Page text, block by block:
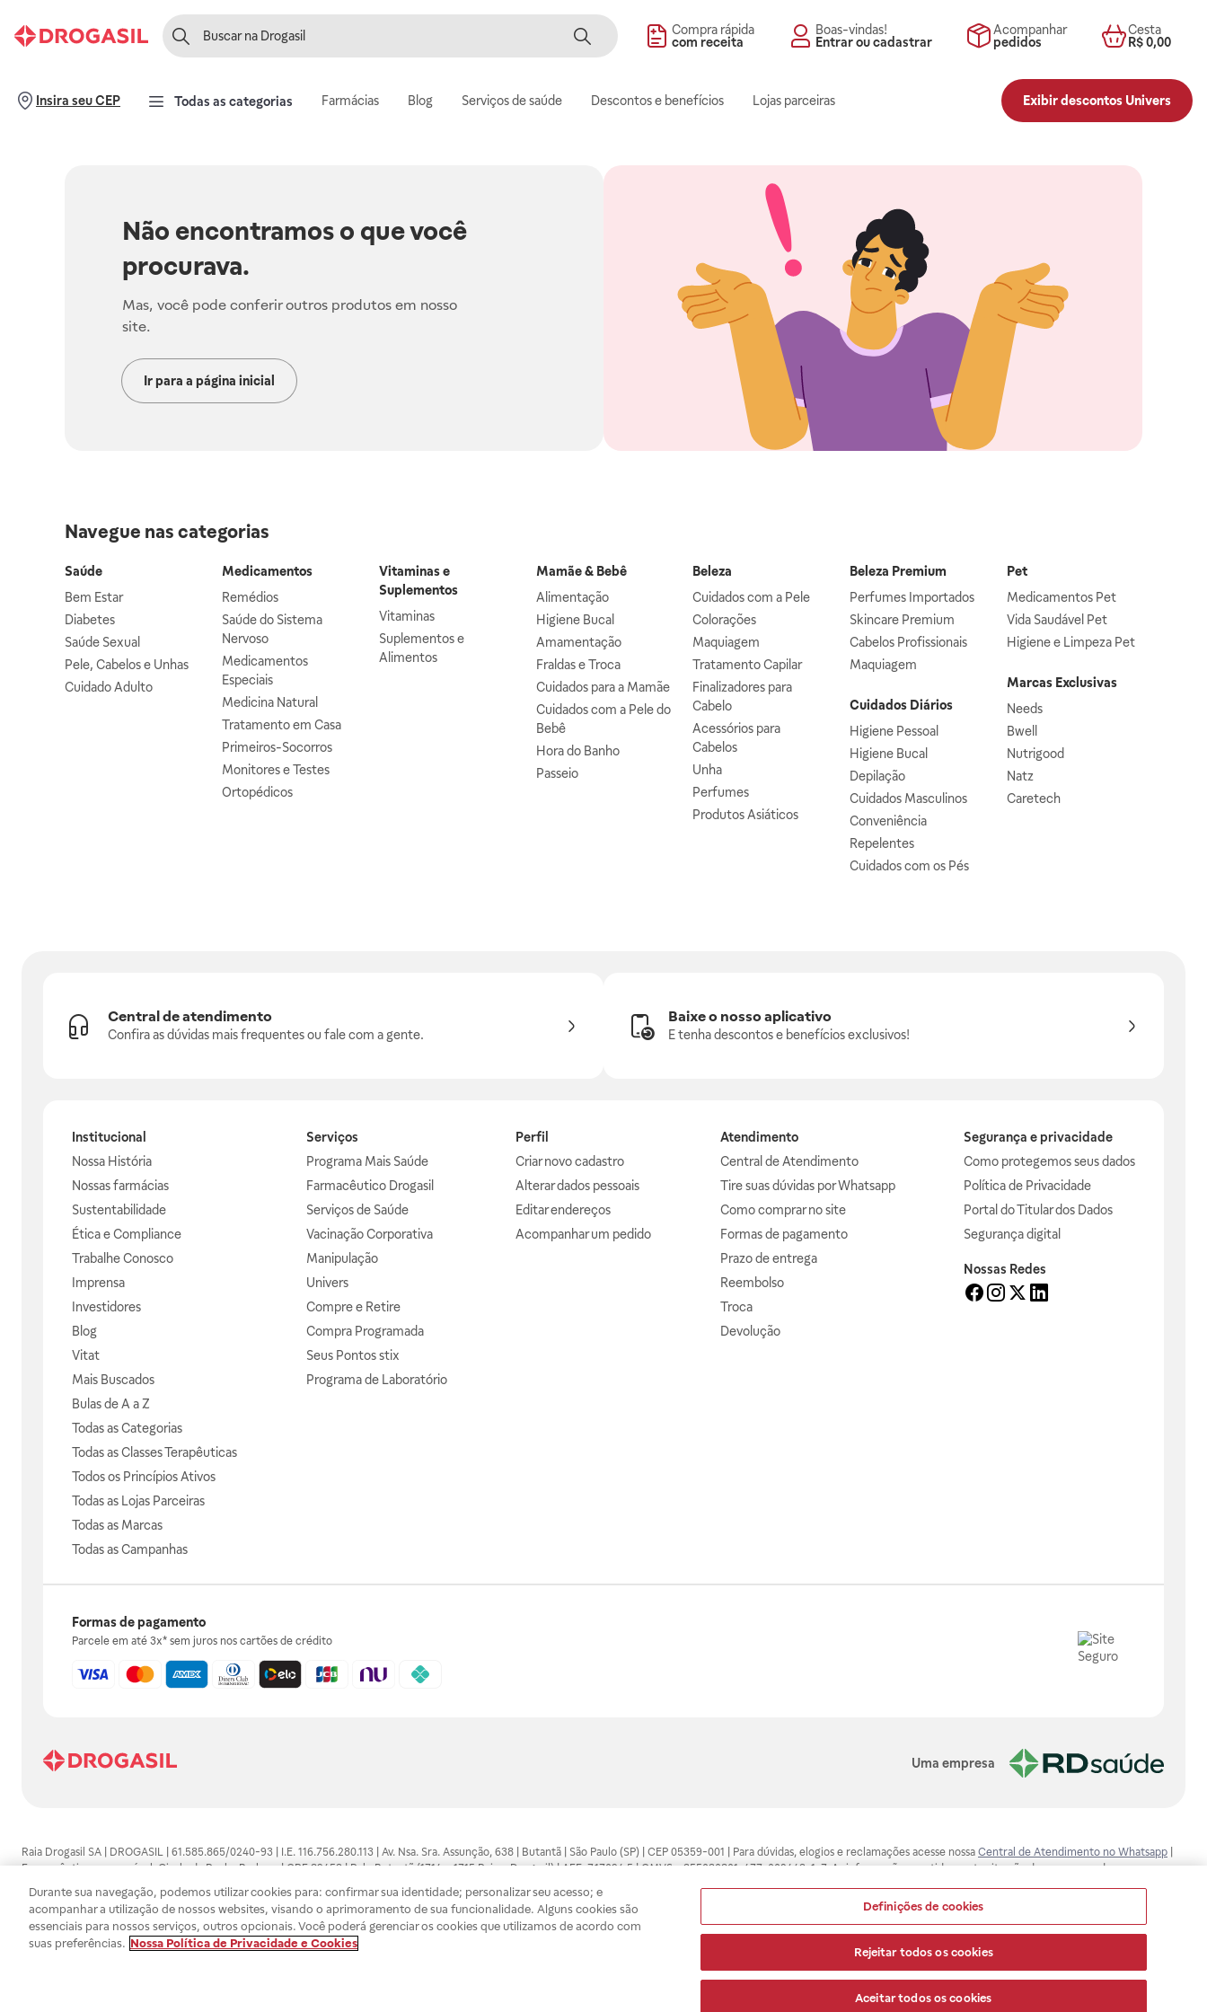
Compra rápida
com receita
Boas-vindas!
Entrar ou cadastrar
Acompanhar
pedidos
Cesta
R$ 0,00
Insira seu CEP Todas as categorias Farmácias Blog Serviços de saúde Descontos e benefícios Lojas parceiras Exibir descontos Univers
Não encontramos o que você
procurava.
Mas, você pode conferir outros produtos em nosso
site.
Ir para a página inicial
Navegue nas categorias
Saúde
Bem Estar
Diabetes
Saúde Sexual
Pele, Cabelos e Unhas
Cuidado Adulto
Medicamentos
Remédios
Saúde do Sistema
Nervoso
Medicamentos
Especiais
Medicina Natural
Tratamento em Casa
Primeiros-Socorros
Monitores e Testes
Ortopédicos
Vitaminas e
Suplementos
Vitaminas
Suplementos e
Alimentos
Mamãe & Bebê
Alimentação
Higiene Bucal
Amamentação
Fraldas e Troca
Cuidados para a Mamãe
Cuidados com a Pele do
Bebê
Hora do Banho
Passeio
Beleza
Cuidados com a Pele
Colorações
Maquiagem
Tratamento Capilar
Finalizadores para
Cabelo
Acessórios para
Cabelos
Unha
Perfumes
Produtos Asiáticos
Beleza Premium
Perfumes Importados
Skincare Premium
Cabelos Profissionais
Maquiagem
Cuidados Diários
Higiene Pessoal
Higiene Bucal
Depilação
Cuidados Masculinos
Conveniência
Repelentes
Cuidados com os Pés
Pet
Medicamentos Pet
Vida Saudável Pet
Higiene e Limpeza Pet
Marcas Exclusivas
Needs
Bwell
Nutrigood
Natz
Caretech
Central de atendimento
Confira as dúvidas mais frequentes ou fale com a gente.
Baixe o nosso aplicativo
E tenha descontos e benefícios exclusivos!
Institucional
Nossa História
Nossas farmácias
Sustentabilidade
Ética e Compliance
Trabalhe Conosco
Imprensa
Investidores
Blog
Vitat
Mais Buscados
Bulas de A a Z
Todas as Categorias
Todas as Classes Terapêuticas
Todos os Princípios Ativos
Todas as Lojas Parceiras
Todas as Marcas
Todas as Campanhas
Serviços
Programa Mais Saúde
Farmacêutico Drogasil
Serviços de Saúde
Vacinação Corporativa
Manipulação
Univers
Compre e Retire
Compra Programada
Seus Pontos stix
Programa de Laboratório
Perfil
Criar novo cadastro
Alterar dados pessoais
Editar endereços
Acompanhar um pedido
Atendimento
Central de Atendimento
Tire suas dúvidas por Whatsapp
Como comprar no site
Formas de pagamento
Prazo de entrega
Reembolso
Troca
Devolução
Segurança e privacidade
Como protegemos seus dados
Política de Privacidade
Portal do Titular dos Dados
Segurança digital
Nossas Redes
Formas de pagamento
Parcele em até 3x* sem juros nos cartões de crédito
Uma empresa
Raia Drogasil SA | DROGASIL | 61.585.865/0240-93 | I.E. 116.756.280.113 | Av. Nsa. Sra. Assunção, 638 | Butantã | São Paulo (SP) | CEP 05359-001 | Para dúvidas, elogios e reclamações acesse nossa Central de Atendimento no Whatsapp
Farmacêutico responsável: Gisele da Penha Barbosa | CRF 89453 | Polo Butantã (1714 e 1715 Raia e Drogasil) | AFE: 7.17094.5 | CMVS - 355030801-477-002443-1-7. As informações contidas neste site não devem ser usadas para
automedicação e não substituem, em hipótese alguma, as orientações dadas pelo profissional da área médica. Somente o médico está apto a diagnosticar qualquer problema de saúde e prescrever o tratamento adequado. Ao
persistirem os sintomas, um médico deverá ser consultado. Os preços e promoções divulgados no site são válidos apenas para compras feitas pela internet. Maiores esclarecimentos, consultar o site: www.anvisa.gov.br. A Raia Drogasil
SA trabalha com as tecnologias mais avançadas de proteção de dados, para que você possa realizar suas compras com tranquilidade. A privacidade e a segurança dos clientes são compromissos da Raia Drogasil SA. Todos os pedidos
efetuados estão sujeitos à confirmação da disponibilidade de produto em nosso estoque.
Durante sua navegação, podemos utilizar cookies para: confirmar sua identidade; personalizar seu acesso; e
acompanhar a utilização de nossos websites, visando o aprimoramento de sua funcionalidade. Alguns cookies são
essenciais para nossos serviços, outros opcionais. Você poderá gerenciar os cookies que utilizamos de acordo com
suas preferências. Nossa Política de Privacidade e Cookies
Definições de cookies
Rejeitar todos os cookies
Aceitar todos os cookies